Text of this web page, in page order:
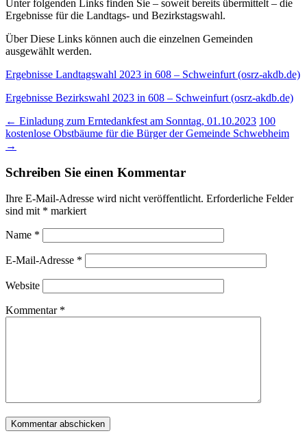
Unter folgenden Links finden Sie – soweit bereits übermittelt – die
Ergebnisse für die Landtags- und Bezirkstagswahl.
Über Diese Links können auch die einzelnen Gemeinden
ausgewählt werden.
Ergebnisse Landtagswahl 2023 in 608 – Schweinfurt (osrz-akdb.de)
Ergebnisse Bezirkswahl 2023 in 608 – Schweinfurt (osrz-akdb.de)
Post
navigation
← Einladung zum Erntedankfest am Sonntag, 01.10.2023 100
kostenlose Obstbäume für die Bürger der Gemeinde Schwebheim
→
Schreiben Sie einen Kommentar
Ihre E-Mail-Adresse wird nicht veröffentlicht. Erforderliche Felder
sind mit * markiert
Name *
E-Mail-Adresse *
Website
Kommentar *